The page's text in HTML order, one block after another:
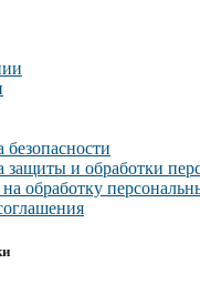
защиты и обработки
на обработку